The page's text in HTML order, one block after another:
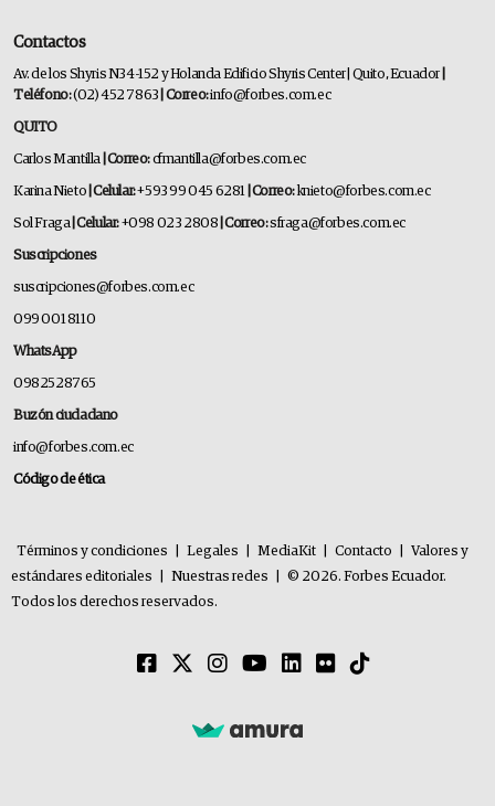
Contactos
Av. de los Shyris N34-152 y Holanda Edificio Shyris Center | Quito, Ecuador
Teléfono:(02) 452 7863 | Correo:info@forbes.com.ec
QUITO
Carlos Mantilla | Correo:cfmantilla@forbes.com.ec
Karina Nieto | Celular:+593 99 045 6281 | Correo: knieto@forbes.com.ec
Sol Fraga | Celular:+098 023 2808 | Correo:sfraga@forbes.com.ec
Suscripciones
suscripciones@forbes.com.ec
099 001 8110
WhatsApp
0982528765
Buzón ciudadano
info@forbes.com.ec
Código de ética
Términos y condiciones Legales MediaKit Contacto
Valores y
estándares editoriales
Nuestras redes
© 2026. Forbes Ecuador.
Todos los derechos reservados.